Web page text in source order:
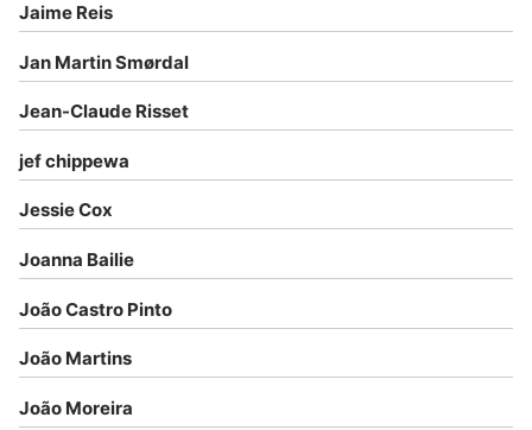
Jaime Reis
Jan Martin Smørdal
Jean-Claude Risset
jef chippewa
Jessie Cox
Joanna Bailie
João Castro Pinto
João Martins
João Moreira